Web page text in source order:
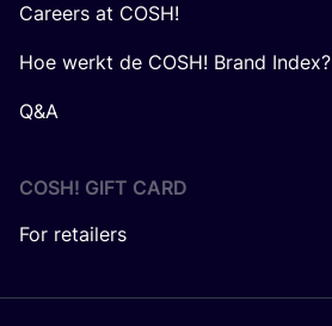
Careers at COSH!
Hoe werkt de COSH! Brand Index?
Q&A
COSH! GIFT CARD
For retailers